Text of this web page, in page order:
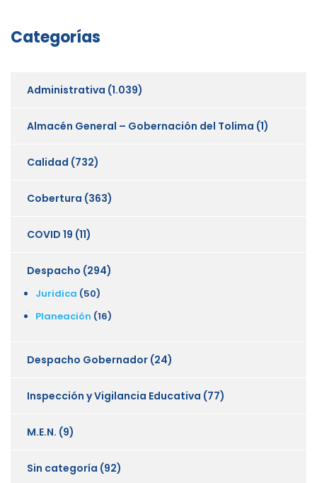
Categorías
Administrativa (1.039)
Almacén General – Gobernación del Tolima (1)
Calidad (732)
Cobertura (363)
COVID 19 (11)
Despacho (294)
Juridica (50)
Planeación (16)
Despacho Gobernador (24)
Inspección y Vigilancia Educativa (77)
M.E.N. (9)
Sin categoría (92)